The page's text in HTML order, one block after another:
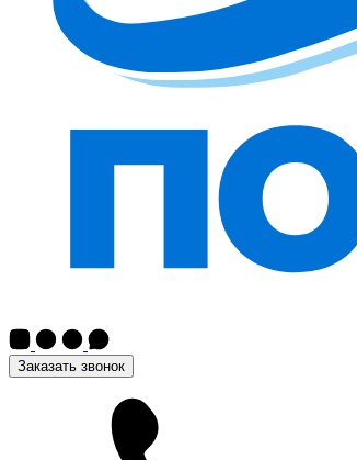
Заказать звонок